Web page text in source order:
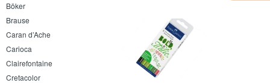
Böker
Brause
Caran d’Ache
Carioca
Clairefontaine
Cretacolor